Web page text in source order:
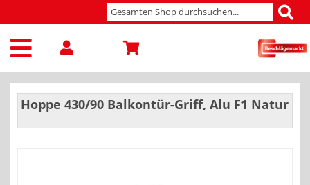
Hoppe 430/90 Balkontür-Griff, Alu F1 Natur